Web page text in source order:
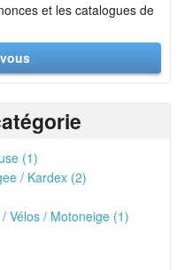
et les catalogues de
(1)
/ Kardex (2)
Vélos / Motoneige (1)